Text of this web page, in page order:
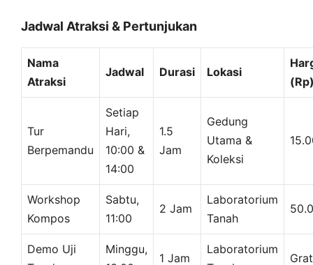
Jadwal Atraksi & Pertunjukan
Nama
Atraksi
Jadwal Durasi Lokasi
Tur
Berpemandu
Setiap
Hari,
10:00 &
14:00
1.5
Jam
Gedung
Utama &
Koleksi
Workshop
Kompos
Sabtu,
11:00
2 Jam
Laboratorium
Tanah
Demo Uji
Minggu,
1 Jam
Laboratorium